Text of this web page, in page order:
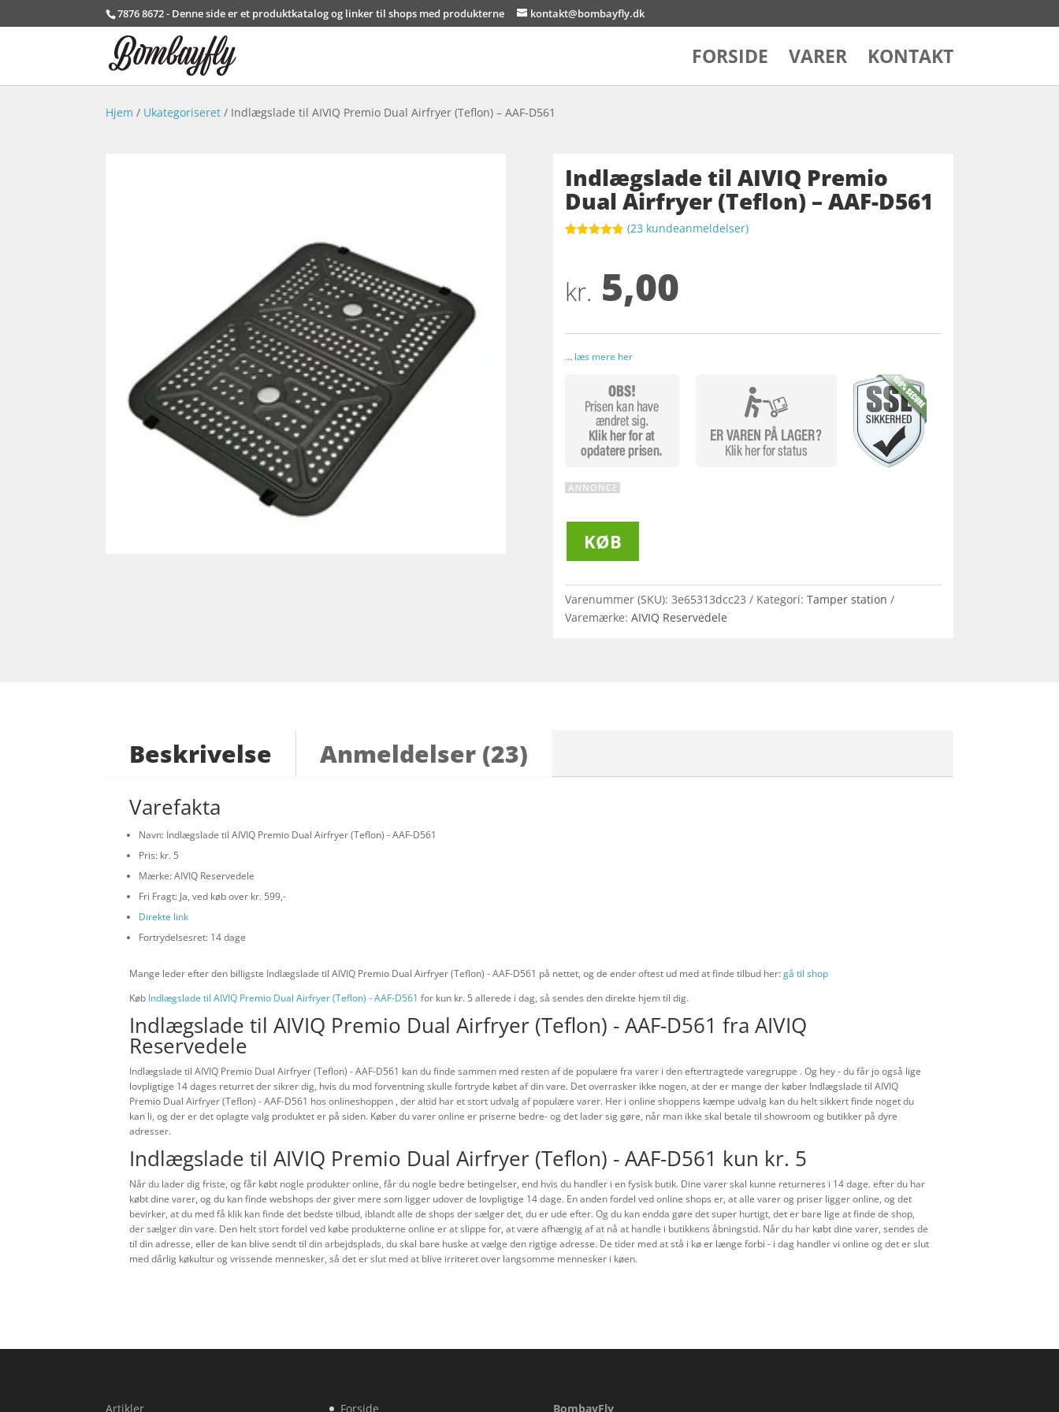
7876 8672 - Denne side er et produktkatalog og linker til shops med produkterne kontakt@bombayfly.dk
FORSIDE VARER KONTAKT
Hjem / Ukategoriseret / Indlægslade til AIVIQ Premio Dual Airfryer (Teflon) – AAF-D561
Indlægslade til AIVIQ Premio
Dual Airfryer (Teflon) – AAF-D561
baseret på
kundebedøm
melser
(23 kundeanmeldelser)
kr. 5,00
… læs mere her
KØB
Varenummer (SKU): 3e65313dcc23 Kategori: Tamper station
Varemærke: AIVIQ Reservedele
Beskrivelse Anmeldelser (23)
Varefakta
Navn: Indlægslade til AIVIQ Premio Dual Airfryer (Teflon) - AAF-D561
Pris: kr. 5
Mærke: AIVIQ Reservedele
Fri Fragt: Ja, ved køb over kr. 599,-
Direkte link
Fortrydelsesret: 14 dage
Mange leder efter den billigste Indlægslade til AIVIQ Premio Dual Airfryer (Teflon) - AAF-D561 på nettet, og de ender oftest ud med at finde tilbud her:gå til shop
Køb Indlægslade til AIVIQ Premio Dual Airfryer (Teflon) - AAF-D561 for kun kr. 5allerede i dag, så sendes den direkte hjem til dig.
Indlægslade til AIVIQ Premio Dual Airfryer (Teflon) - AAF-D561 fra AIVIQ
Reservedele
Indlægslade til AIVIQ Premio Dual Airfryer (Teflon) - AAF-D561 kan du finde sammen med resten af de populære fra varer i den eftertragtede varegruppe . Og hey - du får jo også lige
lovpligtige 14 dages returret der sikrer dig, hvis du mod forventning skulle fortryde købet af din vare. Det overrasker ikke nogen, at der er mange der køber Indlægslade til AIVIQ
Premio Dual Airfryer (Teflon) - AAF-D561 hos onlineshoppen , der altid har et stort udvalg af populære varer. Her i online shoppens kæmpe udvalg kan du helt sikkert finde noget du
kan li, og der er det oplagte valg produktet er på siden. Køber du varer online er priserne bedre- og det lader sig gøre, når man ikke skal betale til showroom og butikker på dyre
adresser.
Indlægslade til AIVIQ Premio Dual Airfryer (Teflon) - AAF-D561 kun kr. 5
Når du lader dig friste, og får købt nogle produkter online, får du nogle bedre betingelser, end hvis du handler i en fysisk butik. Dine varer skal kunne returneres i 14 dage. efter du har
købt dine varer, og du kan finde webshops der giver mere som ligger udover de lovpligtige 14 dage. En anden fordel ved online shops er, at alle varer og priser ligger online, og det
bevirker, at du med få klik kan finde det bedste tilbud, iblandt alle de shops der sælger det, du er ude efter. Og du kan endda gøre det super hurtigt, det er bare lige at finde de shop,
der sælger din vare. Den helt stort fordel ved købe produkterne online er at slippe for, at være afhængig af at nå at handle i butikkens åbningstid. Når du har købt dine varer, sendes de
til din adresse, eller de kan blive sendt til din arbejdsplads, du skal bare huske at vælge den rigtige adresse. De tider med at stå i kø er længe forbi - i dag handler vi online og det er slut
med dårlig køkultur og vrissende mennesker, så det er slut med at blive irriteret over langsomme mennesker i køen.
Artikler Forside BombayFly